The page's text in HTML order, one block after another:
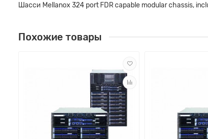
Шасси Mellanox 324 port FDR capable modular chassis,
Похожие товары